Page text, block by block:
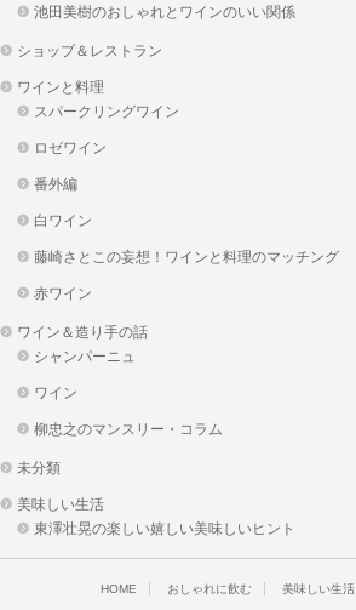
池田美樹のおしゃれとワインのいい関係
ショップ＆レストラン
ワインと料理
スパークリングワイン
ロゼワイン
番外編
白ワイン
藤崎さとこの妄想！ワインと料理のマッチング
赤ワイン
ワイン＆造り手の話
シャンパーニュ
ワイン
柳忠之のマンスリー・コラム
未分類
美味しい生活
東澤壮晃の楽しい嬉しい美味しいヒント
HOME おしゃれに飲む 美味しい生活